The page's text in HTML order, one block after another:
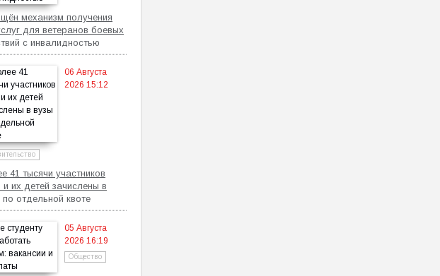
механизм получения
для ветеранов боевых
с инвалидностью
06 Августа
2026 15:12
41 тысячи участников
их детей зачислены в
по отдельной квоте
05 Августа
2026 16:19
Общество